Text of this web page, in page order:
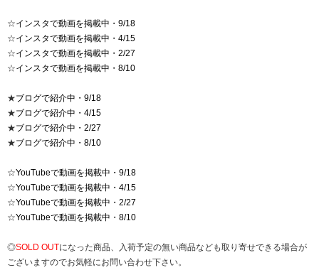
☆インスタで動画を掲載中・9/18
☆インスタで動画を掲載中・4/15
☆インスタで動画を掲載中・2/27
☆インスタで動画を掲載中・8/10
★ブログで紹介中・9/18
★ブログで紹介中・4/15
★ブログで紹介中・2/27
★ブログで紹介中・8/10
☆YouTubeで動画を掲載中・9/18
☆YouTubeで動画を掲載中・4/15
☆YouTubeで動画を掲載中・2/27
☆YouTubeで動画を掲載中・8/10
◎SOLD OUTになった商品、入荷予定の無い商品なども取り寄せできる場合が
ございますのでお気軽にお問い合わせ下さい。